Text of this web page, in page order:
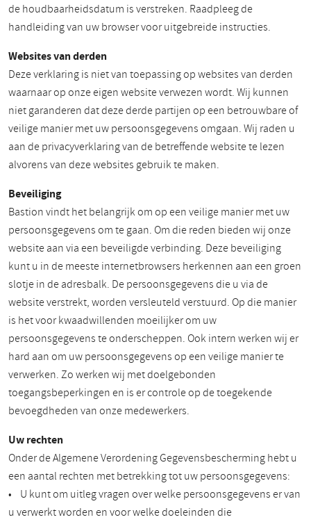
de houdbaarheidsdatum is verstreken. Raadpleeg de
handleiding van uw browser voor uitgebreide instructies.
Websites van derden
Deze verklaring is niet van toepassing op websites van derden
waarnaar op onze eigen website verwezen wordt. Wij kunnen
niet garanderen dat deze derde partijen op een betrouwbare of
veilige manier met uw persoonsgegevens omgaan. Wij raden u
aan de privacyverklaring van de betreffende website te lezen
alvorens van deze websites gebruik te maken.
Beveiliging
Bastion vindt het belangrijk om op een veilige manier met uw
persoonsgegevens om te gaan. Om die reden bieden wij onze
website aan via een beveiligde verbinding. Deze beveiliging
kunt u in de meeste internetbrowsers herkennen aan een groen
slotje in de adresbalk. De persoonsgegevens die u via de
website verstrekt, worden versleuteld verstuurd. Op die manier
is het voor kwaadwillenden moeilijker om uw
persoonsgegevens te onderscheppen. Ook intern werken wij er
hard aan om uw persoonsgegevens op een veilige manier te
verwerken. Zo werken wij met doelgebonden
toegangsbeperkingen en is er controle op de toegekende
bevoegdheden van onze medewerkers.
Uw rechten
Onder de Algemene Verordening Gegevensbescherming hebt u
een aantal rechten met betrekking tot uw persoonsgegevens:
• U kunt om uitleg vragen over welke persoonsgegevens er van
u verwerkt worden en voor welke doeleinden die